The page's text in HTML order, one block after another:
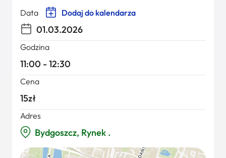
Data Dodaj do kalendarza
01.03.2026
Godzina
11:00 - 12:30
Cena
15zł
Adres
Bydgoszcz, Rynek .